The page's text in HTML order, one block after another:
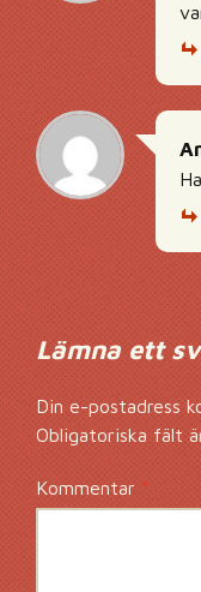
Lämna ett
Din e-postadress
Obligatoriska fält
Kommentar*